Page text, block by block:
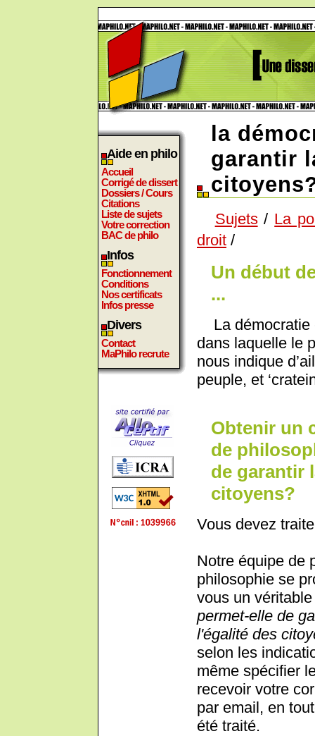
Aide en philo
Accueil
Corrigé de dissert
Dossiers / Cours
Citations
Liste de sujets
Votre correction
BAC de philo
Infos
Fonctionnement
Conditions
Nos certificats
Infos presse
Divers
Contact
MaPhilo recrute
la
garantir
Sujets/ La
droit /
Un début
...
La démocratie
dans laquelle le
nous indique
peuple, et
Obtenir un
de
de garantir
citoyens?
Vous devez
Notre équipe de
philosophie se
vous un
permet-elle de
l'égalité des
selon les
même spécifier
recevoir votre
par email, en
été traité.